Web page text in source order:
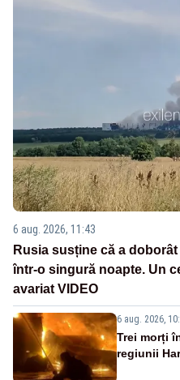
6 aug. 2026, 11:43
Rusia susține că a
într-o singură noapte. Un
avariat VIDEO
6 aug. 2026,
Trei morți
regiunii